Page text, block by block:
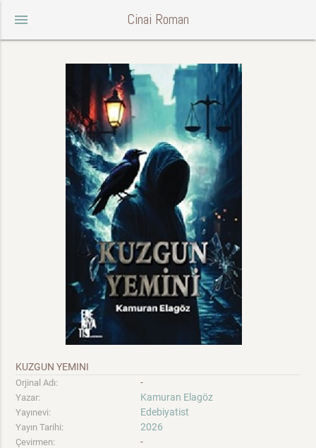
menu Cinai Roman
KUZGUN YEMINI
Orjinal Adı: -
Yazar: Kamuran Elagöz
Yayınevi: Edebiyatist
Yayın Tarihi: 2026
Çevirmen: -